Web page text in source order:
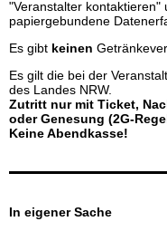
"Veranstalter
papiergebundene
Es gibt keinen
Es gilt die bei der
des Landes NRW.
Zutritt nur mit Ticket,
oder Genesung (2G-
Keine Abendkasse!
In eigener Sache